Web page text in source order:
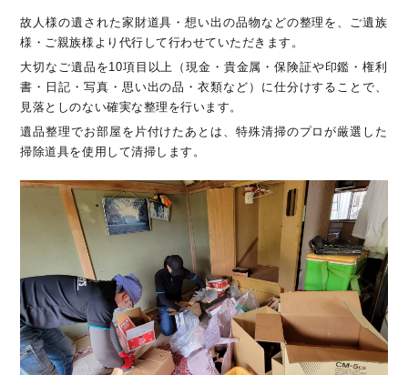
故人様の遺された家財道具・想い出の品物などの整理を、ご遺族
様・ご親族様より代行して行わせていただきます。
大切なご遺品を10項目以上（現金・貴金属・保険証や印鑑・権利
書・日記・写真・思い出の品・衣類など）に仕分けすることで、
見落としのない確実な整理を行います。
遺品整理でお部屋を片付けたあとは、特殊清掃のプロが厳選した
掃除道具を使用して清掃します。